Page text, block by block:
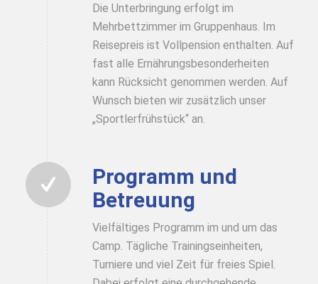
Die Unterbringung erfolgt im
Mehrbettzimmer im Gruppenhaus. Im
Reisepreis ist Vollpension enthalten. Auf
fast alle Ernährungsbesonderheiten
kann Rücksicht genommen werden. Auf
Wunsch bieten wir zusätzlich unser
„Sportlerfrühstück“ an.
Programm und
Betreuung
Vielfältiges Programm im und um das
Camp. Tägliche Trainingseinheiten,
Turniere und viel Zeit für freies Spiel.